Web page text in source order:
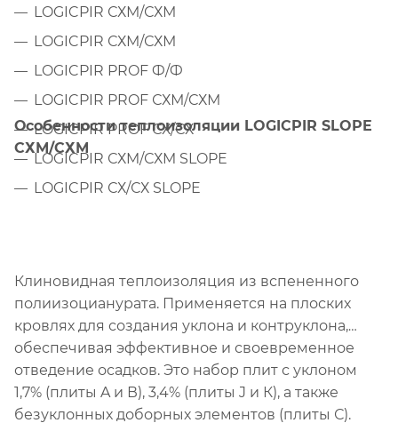
LOGICPIR СХМ/СХМ
LOGICPIR СХМ/СХМ
LOGICPIR PROF Ф/Ф
LOGICPIR PROF СХМ/СХМ
LOGICPIR PROF СХ/СХ
LOGICPIR СХM/СХM SLOPE
LOGICPIR СХ/СХ SLOPE
Особенности теплоизоляции LOGICPIR SLOPE
СХМ/СХМ
Клиновидная теплоизоляция из вспененного
полиизоцианурата. Применяется на плоских
кровлях для создания уклона и контруклона,
обеспечивая эффективное и своевременное
отведение осадков. Это набор плит с уклоном
1,7% (плиты A и В), 3,4% (плиты J и К), а также
безуклонных доборных элементов (плиты С).